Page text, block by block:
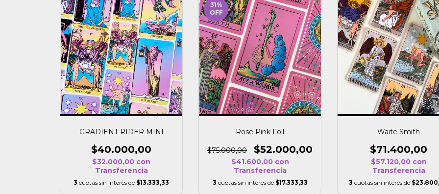
GRADIENT RIDER MINI
$40.000,00
$32.000,00 con
Transferencia
3 cuotas sin interés de $13.333,33
31%
OFF
Rose Pink Foil
$75.000,00 $52.000,00
$41.600,00 con
Transferencia
3 cuotas sin interés de $17.333,33
Waite Smith
$71.400,00
$57.120,00 con
Transferencia
3 cuotas sin interés de